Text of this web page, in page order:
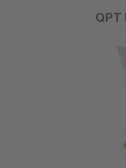
QPT